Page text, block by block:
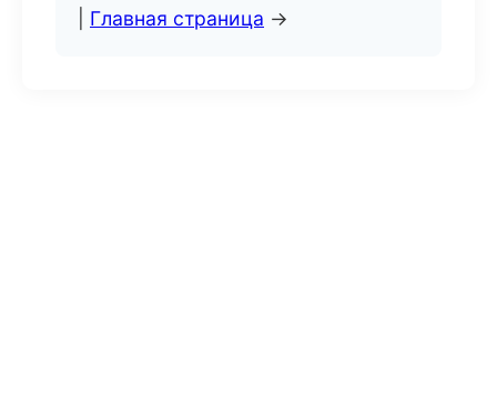
Главная страница →